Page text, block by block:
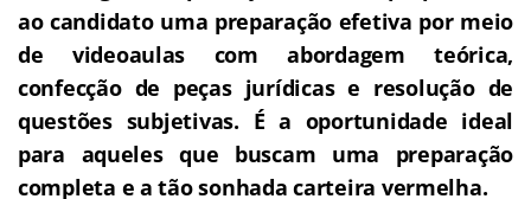
ao candidato uma preparação efetiva por meio
de videoaulas com abordagem teórica,
confecção de peças jurídicas e resolução de
questões subjetivas. É a oportunidade ideal
para aqueles que buscam uma preparação
completa e a tão sonhada carteira vermelha.